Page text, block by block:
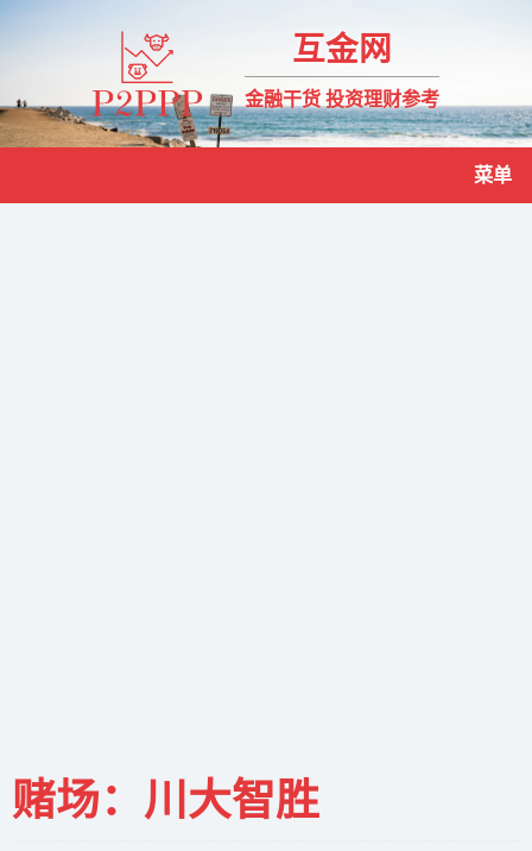
互金网
金融干货 投资理财参考
菜单
赌场：川大智胜